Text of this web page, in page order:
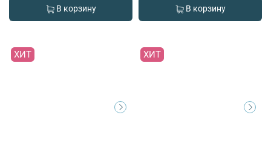
В корзину В корзину
ХИТ ХИТ